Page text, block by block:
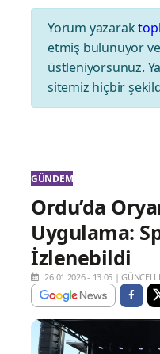
Yorum yazarak
etmiş bulunuyor
üstleniyorsunuz.
sitemiz hiçbir
GÜNDEM
Ordu’da
Uygulama:
İzlenebildi
26.01.2026 - 13:05 |